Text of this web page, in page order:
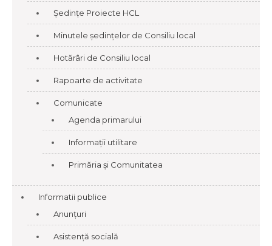
Ședințe Proiecte HCL
Minutele ședințelor de Consiliu local
Hotărâri de Consiliu local
Rapoarte de activitate
Comunicate
Agenda primarului
Informații utilitare
Primăria și Comunitatea
Informatii publice
Anunțuri
Asistență socială